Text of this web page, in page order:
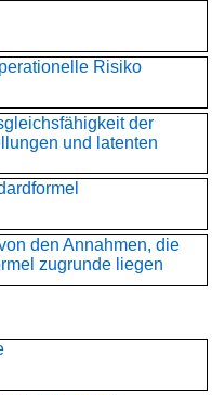
Risiko
der
und latenten
den Annahmen, die
zugrunde liegen